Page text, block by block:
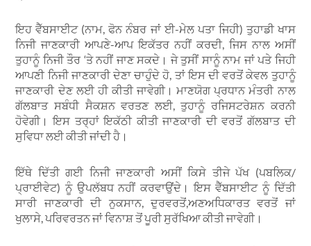
ਇਹ ਵੈੱਬਸਾਈਟ (ਨਾਮ, ਫੋਨ ਨੰਬਰ ਜਾਂ ਈ-ਮੇਲ ਪਤਾ ਜਿਹੀ) ਤੁਹਾਡੀ ਖਾਸ
ਨਿਜੀ ਜਾਣਕਾਰੀ ਆਪਣੇ-ਆਪ ਇਕੱਤਰ ਨਹੀਂ ਕਰਦੀ, ਜਿਸ ਨਾਲ ਅਸੀਂ
ਤੁਹਾਨੂੰ ਨਿਜੀ ਤੌਰ ‘ਤੇ ਨਹੀਂ ਜਾਣ ਸਕਦੇ। ਜੇ ਤੁਸੀਂ ਸਾਨੂੰ ਨਾਮ ਜਾਂ ਪਤੇ ਜਿਹੀ
ਆਪਣੀ ਨਿਜੀ ਜਾਣਕਾਰੀ ਦੇਣਾ ਚਾਹੁੰਦੇ ਹੋ, ਤਾਂ ਇਸ ਦੀ ਵਰਤੋਂ ਕੇਵਲ ਤੁਹਾਨੂੰ
ਜਾਣਕਾਰੀ ਦੇਣ ਲਈ ਹੀ ਕੀਤੀ ਜਾਵੇਗੀ। ਮਾਣਯੋਗ ਪ੍ਰਧਾਨ ਮੰਤਰੀ ਨਾਲ
ਗੱਲਬਾਤ ਸਬੰਧੀ ਸੈਕਸ਼ਨ ਵਰਤਣ ਲਈ, ਤੁਹਾਨੂੰ ਰਜਿਸਟਰੇਸ਼ਨ ਕਰਨੀ
ਹੋਵੇਗੀ। ਇਸ ਤਰ੍ਹਾਂ ਇਕੱਠੀ ਕੀਤੀ ਜਾਣਕਾਰੀ ਦੀ ਵਰਤੋਂ ਗੱਲਬਾਤ ਦੀ
ਸੁਵਿਧਾ ਲਈ ਕੀਤੀ ਜਾਂਦੀ ਹੈ।
ਇੱਥੇ ਦਿੱਤੀ ਗਈ ਨਿਜੀ ਜਾਣਕਾਰੀ ਅਸੀਂ ਕਿਸੇ ਤੀਜੇ ਪੱਖ (ਪਬਲਿਕ/
ਪ੍ਰਾਈਵੇਟ) ਨੂੰ ਉਪਲੱਬਧ ਨਹੀਂ ਕਰਵਾਉਂਦੇ। ਇਸ ਵੈੱਬਸਾਈਟ ਨੂੰ ਦਿੱਤੀ
ਸਾਰੀ ਜਾਣਕਾਰੀ ਦੀ ਨੁਕਸਾਨ, ਦੁਰਵਰਤੋਂ,ਅਣਅਧਿਕਾਰਤ ਵਰਤੋਂ ਜਾਂ
ਖੁਲਾਸੇ, ਪਰਿਵਰਤਨ ਜਾਂ ਵਿਨਾਸ਼ ਤੋਂ ਪੂਰੀ ਸੁਰੱਖਿਆ ਕੀਤੀ ਜਾਵੇਗੀ।